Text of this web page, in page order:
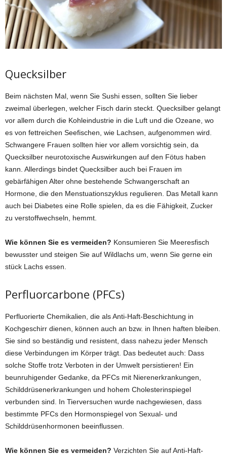
Quecksilber
Beim nächsten Mal, wenn Sie Sushi essen, sollten Sie lieber
zweimal überlegen, welcher Fisch darin steckt. Quecksilber gelangt
vor allem durch die Kohleindustrie in die Luft und die Ozeane, wo
es von fettreichen Seefischen, wie Lachsen, aufgenommen wird.
Schwangere Frauen sollten hier vor allem vorsichtig sein, da
Quecksilber neurotoxische Auswirkungen auf den Fötus haben
kann. Allerdings bindet Quecksilber auch bei Frauen im
gebärfähigen Alter ohne bestehende Schwangerschaft an
Hormone, die den Menstuationszyklus regulieren. Das Metall kann
auch bei Diabetes eine Rolle spielen, da es die Fähigkeit, Zucker
zu verstoffwechseln, hemmt.
Wie können Sie es vermeiden? Konsumieren Sie Meeresfisch
bewusster und steigen Sie auf Wildlachs um, wenn Sie gerne ein
stück Lachs essen.
Perfluorcarbone (PFCs)
Perfluorierte Chemikalien, die als Anti-Haft-Beschichtung in
Kochgeschirr dienen, können auch an bzw. in Ihnen haften bleiben.
Sie sind so beständig und resistent, dass nahezu jeder Mensch
diese Verbindungen im Körper trägt. Das bedeutet auch: Dass
solche Stoffe trotz Verboten in der Umwelt persistieren! Ein
beunruhigender Gedanke, da PFCs mit Nierenerkrankungen,
Schilddrüsenerkrankungen und hohem Cholesterinspiegel
verbunden sind. In Tierversuchen wurde nachgewiesen, dass
bestimmte PFCs den Hormonspiegel von Sexual- und
Schilddrüsenhormonen beeinflussen.
Wie können Sie es vermeiden? Verzichten Sie auf Anti-Haft-